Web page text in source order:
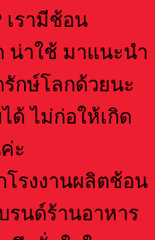
รามีช้อน
น่าใช้ มาแนะนำ
กษ์โลกด้วยนะ
ด้ ​ไม่ก่อให้เกิด
ะ​
โรงงานผลิตช้อน
รนด์ร้านอาหาร